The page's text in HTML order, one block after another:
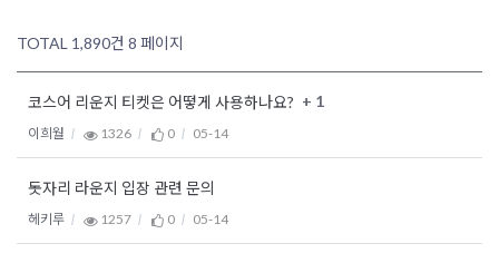
TOTAL 1,890건 8 페이지
코스어 리운지 티켓은 어떻게 사용하나요? + 1
이희월 1326 0 05-14
돗자리 라운지 입장 관련 문의
헤키루 1257 0 05-14